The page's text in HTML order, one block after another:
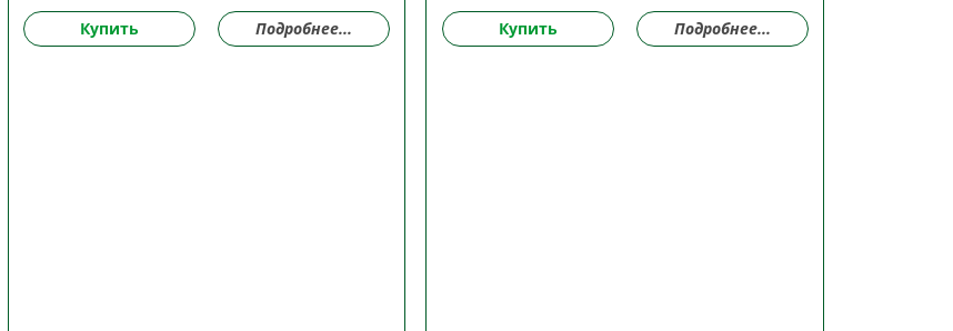
Купить
Подробнее...
Купить
Подробнее...